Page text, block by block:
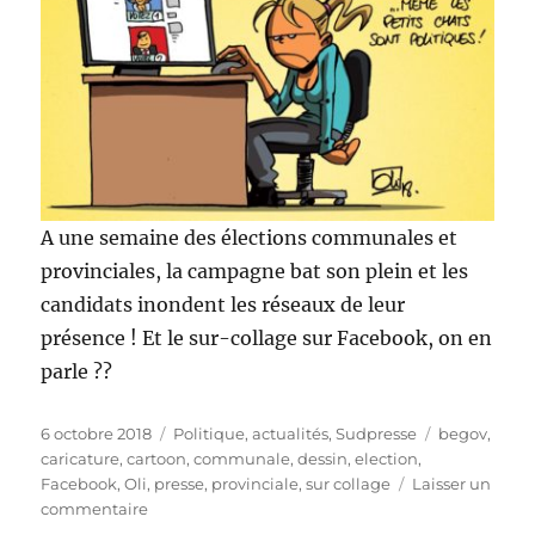
A une semaine des élections communales et
provinciales, la campagne bat son plein et les
candidats inondent les réseaux de leur
présence ! Et le sur-collage sur Facebook, on en
parle ??
Publié
le
6 octobre 2018 Catégories
Politique, actualités,Sudpresse Étiquettes
begov,
caricature,cartoon,communale,dessin,election,
Facebook,Oli, presse, provinciale,sur collage
Laisser un
commentairesur